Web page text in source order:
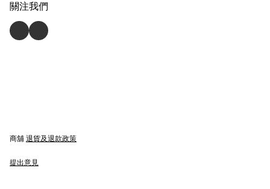
關注我們
商舖 退貨及退款政策
提出意見